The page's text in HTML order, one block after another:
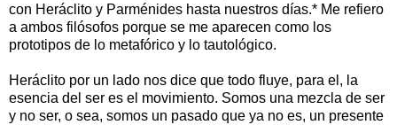
con Heráclito y Parménides hasta nuestros días.* Me refiero
a ambos filósofos porque se me aparecen como los
prototipos de lo metafórico y lo tautológico.
Heráclito por un lado nos dice que todo fluye, para el, la
esencia del ser es el movimiento. Somos una mezcla de ser
y no ser, o sea, somos un pasado que ya no es, un presente